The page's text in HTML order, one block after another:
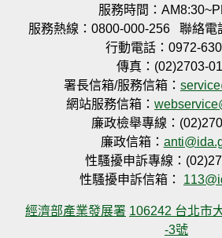
服務時間：
服務熱線：0800-000-256
聯絡電
行動電話：0972-
傳真：(02)2703-
署長信箱/服務信箱：
網站服務信箱：
廉政檢舉專線：
廉政信箱：
性騷擾申訴專線：
性騷擾申訴信箱：
經濟部產業發展署 106242 台北市
-3號